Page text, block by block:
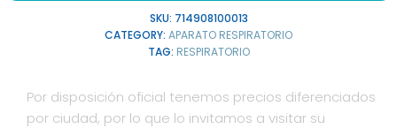
SKU: 714908100013
CATEGORY: APARATO RESPIRATORIO
TAG: RESPIRATORIO
Por disposición oficial tenemos precios diferenciados
por ciudad, por lo que lo invitamos a visitar su